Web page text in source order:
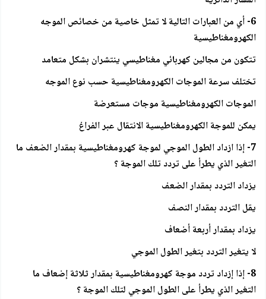
6- أي من العبارات التالية لا تمثل خاصية من خصائص الموجه
الكهرومغناطيسية
تتكون من مجالين كهربائي مغناطيسي ينتشران بشكل متعامد
تختلف سرعة الموجات الكهرومغناطيسية حسب نوع الموجه
الموجات الكهرومغناطيسية موجات مستعرضة
يمكن للموجة الكهرومغناطيسية الانتقال عبر الفراغ
7- إذا ازداد الطول الموجي لموجة كهرومغناطيسية بمقدار الضعف ما
التغير الذي يطرأ على تردد تلك الموجة ؟
يزداد التردد بمقدار الضعف
يقل التردد بمقدار النصف
يزداد بمقدار أربعة أضعاف
لا يتغير التردد بتغير الطول الموجي
8- إذا إزداد تردد موجة كهرومغناطيسية بمقدار ثلاثة إضعاف ما
التغير الذي يطرأ على الطول الموجي لتلك الموجة ؟